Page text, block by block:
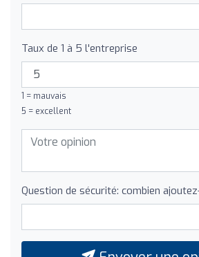
Taux de 1 à 5 l'entreprise
1 = mauvais
5 = excellent
Question de sécurité: combien